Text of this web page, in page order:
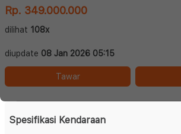
Rp. 349.000.000
dilihat 108x
diupdate 08 Jan 2026 05:15
Tawar
Spesifikasi Kendaraan